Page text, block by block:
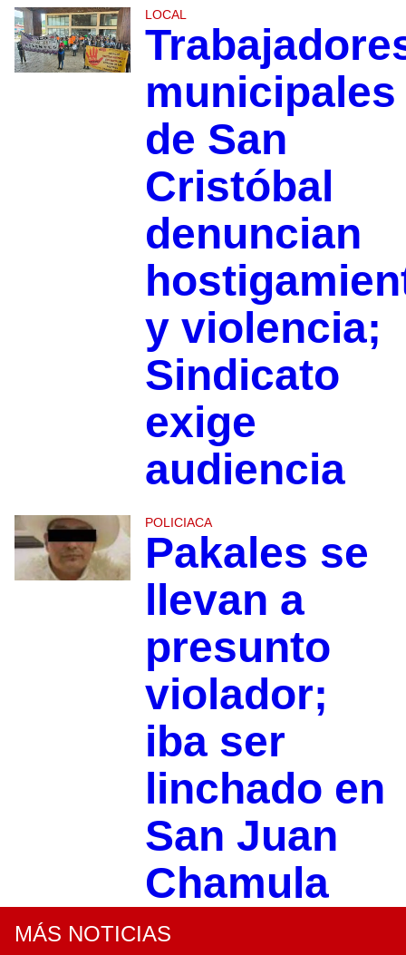
LOCAL
municipales
de San
Cristóbal
denuncian
y violencia;
Sindicato
exige
audiencia
POLICIACA
Pakales se
llevan a
presunto
violador;
iba ser
linchado en
San Juan
Chamula
MÁS NOTICIAS